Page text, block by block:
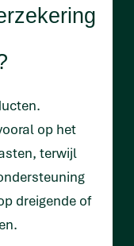
op het
terwijl
dreigende of